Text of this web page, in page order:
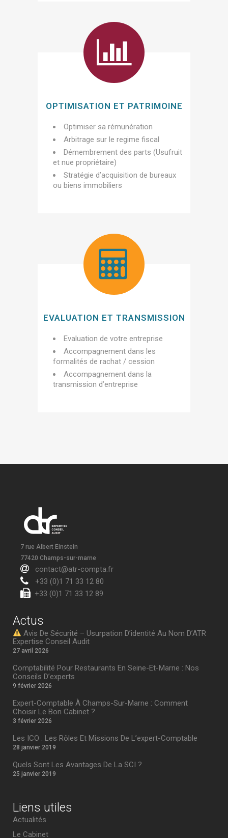
OPTIMISATION ET PATRIMOINE
Optimiser sa rémunération
Arbitrage sur le regime fiscal
Démembrement des parts (Usufruit
et nue propriétaire)
Stratégie d’acquisition de bureaux
ou biens immobiliers
EVALUATION ET TRANSMISSION
Evaluation de votre entreprise
Accompagnement dans les
formalités de rachat / cession
Accompagnement dans la
transmission d’entreprise
7 rue Albert Einstein
77420 Champs-sur-marne
contact@atr-compta.fr
+33 (0)1 71 33 12 80
+33 (0)1 71 33 12 89
Actus
Avis De Sécurité – Usurpation D’identité Au Nom D’ATR
Expertise Conseil Audit
27 avril 2026
Comptabilité Pour Restaurants En Seine-Et-Marne : Nos
Conseils D’experts
9 février 2026
Expert-Comptable À Champs-Sur-Marne : Comment
Choisir Le Bon Cabinet ?
3 février 2026
Les ICO : Les Rôles Et Missions De L’expert-Comptable
28 janvier 2019
Quels Sont Les Avantages De La SCI ?
25 janvier 2019
Liens utiles
Actualités
Le Cabinet